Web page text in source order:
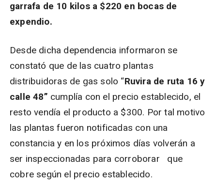
garrafa de 10 kilos a $220 en bocas de
expendio.
Desde dicha dependencia informaron se
constató que de las cuatro plantas
distribuidoras de gas solo “Ruvira de ruta 16 y
calle 48” cumplía con el precio establecido, el
resto vendía el producto a $300. Por tal motivo
las plantas fueron notificadas con una
constancia y en los próximos días volverán a
ser inspeccionadas para corroborar que
cobre según el precio establecido.